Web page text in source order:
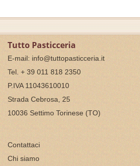
Tutto Pasticceria
E-mail: info@tuttopasticceria.it
Tel. + 39 011 818 2350
P.IVA 11043610010
Strada Cebrosa, 25
10036 Settimo Torinese (TO)
Contattaci
Chi siamo